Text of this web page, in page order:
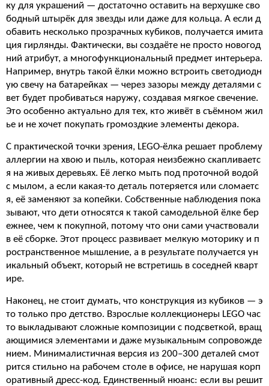
ку для украшений — достаточно оставить на верхушке сво
бодный штырёк для звезды или даже для кольца. А если д
обавить несколько прозрачных кубиков, получается имита
ция гирлянды. Фактически, вы создаёте не просто новогод
ний атрибут, а многофункциональный предмет интерьера.
Например, внутрь такой ёлки можно встроить светодиодн
ую свечу на батарейках — через зазоры между деталями с
вет будет пробиваться наружу, создавая мягкое свечение.
Это особенно актуально для тех, кто живёт в съёмном жил
ье и не хочет покупать громоздкие элементы декора.
С практической точки зрения, LEGO-ёлка решает проблему
аллергии на хвою и пыль, которая неизбежно скапливаетс
я на живых деревьях. Её легко мыть под проточной водой
с мылом, а если какая-то деталь потеряется или сломаетс
я, её заменяют за копейки. Собственные наблюдения пока
зывают, что дети относятся к такой самодельной ёлке бер
ежнее, чем к покупной, потому что они сами участвовали
в её сборке. Этот процесс развивает мелкую моторику и п
ространственное мышление, а в результате получается ун
икальный объект, который не встретишь в соседней кварт
ире.
Наконец, не стоит думать, что конструкция из кубиков — э
то только про детство. Взрослые коллекционеры LEGO час
то выкладывают сложные композиции с подсветкой, вращ
ающимися элементами и даже музыкальным сопровожде
нием. Минималистичная версия из 200–300 деталей смот
рится стильно на рабочем столе в офисе, не нарушая корп
оративный дресс-код. Единственный нюанс: если вы решит